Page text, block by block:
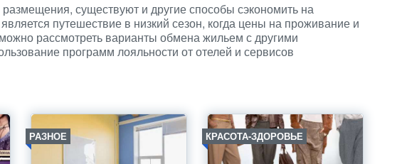
существуют и другие способы сэкономить на
путешествие в низкий сезон, когда цены на проживание и
рассмотреть варианты обмена жильем с другими
программ лояльности от отелей и сервисов
РАЗНОЕ КРАСОТА-ЗДОРОВЬЕ